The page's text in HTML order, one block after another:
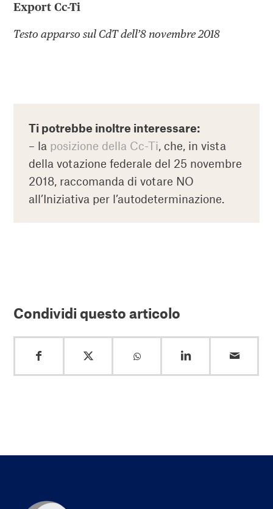
Export Cc-Ti
Testo apparso sul CdT dell’8 novembre 2018
Ti potrebbe inoltre interessare:
– la posizione della Cc-Ti, che, in vista
della votazione federale del 25 novembre
2018, raccomanda di votare NO
all’Iniziativa per l’autodeterminazione.
Condividi questo articolo